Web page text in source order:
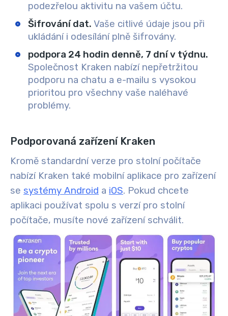
podezřelou aktivitu na vašem účtu.
Šifrování dat. Vaše citlivé údaje jsou při
ukládání i odesílání plně šifrovány.
podpora 24 hodin denně, 7 dní v týdnu.
Společnost Kraken nabízí nepřetržitou
podporu na chatu a e-mailu s vysokou
prioritou pro všechny vaše naléhavé
problémy.
Podporovaná zařízení Kraken
Kromě standardní verze pro stolní počítače
nabízí Kraken také mobilní aplikace pro zařízení
se systémy Android a iOS. Pokud chcete
aplikaci používat spolu s verzí pro stolní
počítače, musíte nové zařízení schválit.